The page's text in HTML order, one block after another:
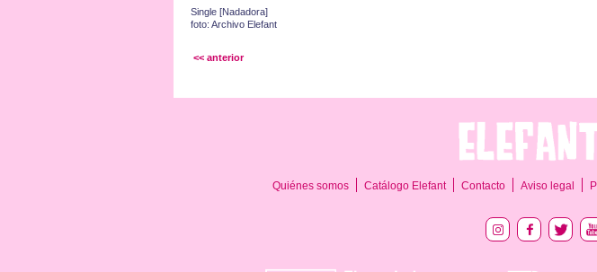
Single [Nadadora]
foto: Archivo Elefant
<< anterior
Quiénes somos Catálogo Elefant Contacto Aviso legal